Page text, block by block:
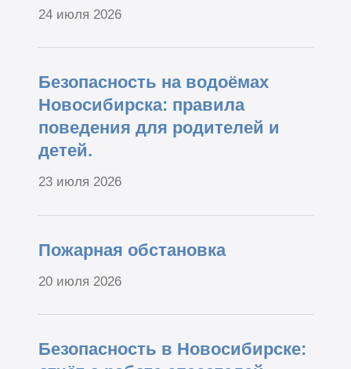
24 июля 2026
Безопасность на водоёмах
Новосибирска: правила
поведения для родителей и
детей.
23 июля 2026
Пожарная обстановка
20 июля 2026
Безопасность в Новосибирске: